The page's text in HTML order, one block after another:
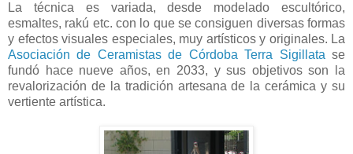
La técnica es variada, desde modelado escultórico,
esmaltes, rakú etc. con lo que se consiguen diversas formas
y efectos visuales especiales, muy artísticos y originales. La
Asociación de Ceramistas de Córdoba Terra Sigillata se
fundó hace nueve años, en 2033, y sus objetivos son la
revalorización de la tradición artesana de la cerámica y su
vertiente artística.